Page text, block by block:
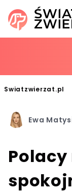
Swiatzwierzat.pl
Ewa